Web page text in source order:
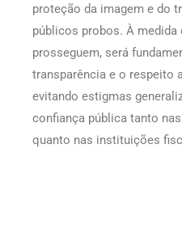
proteção da imagem e do
públicos probos. À
prosseguem, será
transparência e o respeito
evitando estigmas
confiança pública tanto
quanto nas instituições